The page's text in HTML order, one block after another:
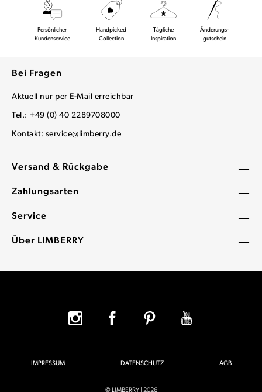
Versand & Rückgabe
Zahlungsarten
Service
Über LIMBERRY
Persönlicher
Kundenservice
Handpicked
Collection
Tägliche
Inspiration
Änderungs-
gutschein
Bei Fragen
Aktuell nur per E-Mail erreichbar
Tel.: +49 (0) 40 2289708000
Kontakt: service@limberry.de
IMPRESSUM DATENSCHUTZ AGB
© LIMBERRY | 2026